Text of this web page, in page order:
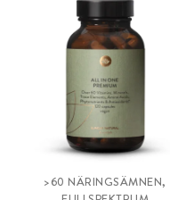
>60 NÄRINGSÄMNEN,